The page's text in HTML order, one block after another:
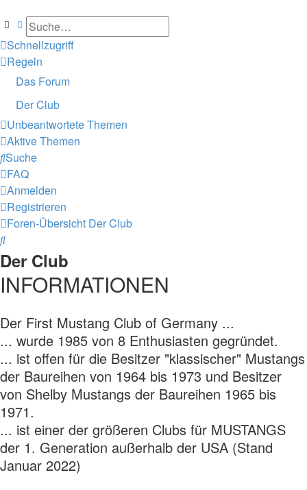
SucheErweiterte Suche
Schnellzugriff
Regeln
Das Forum
Der Club
Unbeantwortete Themen
Aktive Themen
Suche
FAQ
Anmelden
Registrieren
Foren-Übersicht Der Club
Suche
Der Club
INFORMATIONEN
Der First Mustang Club of Germany ...
... wurde 1985 von 8 Enthusiasten gegründet.
... ist offen für die Besitzer "klassischer" Mustangs
der Baureihen von 1964 bis 1973 und Besitzer
von Shelby Mustangs der Baureihen 1965 bis
1971.
... ist einer der größeren Clubs für MUSTANGS
der 1. Generation außerhalb der USA (Stand
Januar 2022)